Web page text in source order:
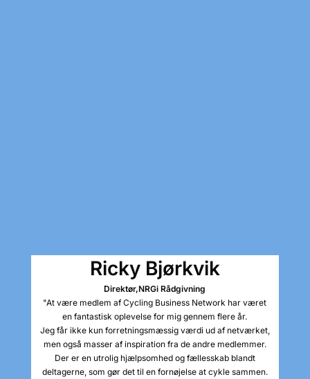
Ricky Bjørkvik
Direktør,NRGi Rådgivning
"At være medlem af Cycling Business Network har været
en fantastisk oplevelse for mig gennem flere år.
Jeg får ikke kun forretningsmæssig værdi ud af netværket,
men også masser af inspiration fra de andre medlemmer.
Der er en utrolig hjælpsomhed og fællesskab blandt
deltagerne, som gør det til en fornøjelse at cykle sammen.